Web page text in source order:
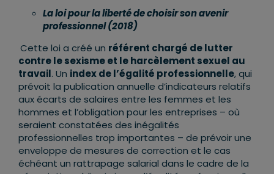
La loi pour la liberté de choisir son avenir
professionnel (2018)
Cette loi a créé un référent chargé de lutter
contre le sexisme et le harcèlement sexuel au
travail. Un index de l’égalité professionnelle, qui
prévoit la publication annuelle d’indicateurs relatifs
aux écarts de salaires entre les femmes et les
hommes et l’obligation pour les entreprises – où
seraient constatées des inégalités
professionnelles trop importantes – de prévoir une
enveloppe de mesures de correction et le cas
échéant un rattrapage salarial dans le cadre de la